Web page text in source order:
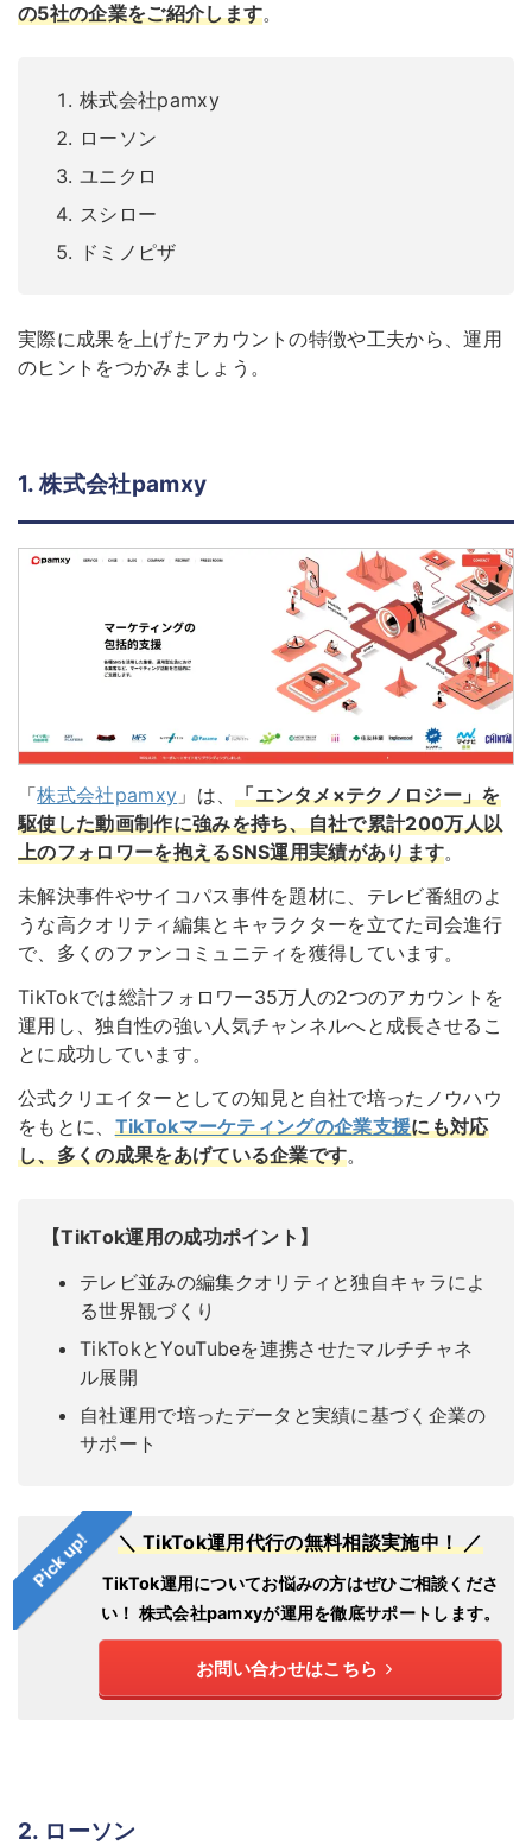
の5社の企業をご紹介します。
株式会社pamxy
ローソン
ユニクロ
スシロー
ドミノピザ
実際に成果を上げたアカウントの特徴や工夫から、運用
のヒントをつかみましょう。
1. 株式会社pamxy
「株式会社pamxy 」は、「エンタメ×テクノロジー」を
駆使した動画制作に強みを持ち、自社で累計200万人以
上のフォロワーを抱えるSNS運用実績があります。
未解決事件やサイコパス事件を題材に、テレビ番組のよ
うな高クオリティ編集とキャラクターを立てた司会進行
で、多くのファンコミュニティを獲得しています。
TikTokでは総計フォロワー35万人の2つのアカウントを
運用し、独自性の強い人気チャンネルへと成長させるこ
とに成功しています。
公式クリエイターとしての知見と自社で培ったノウハウ
をもとに、 TikTokマーケティングの企業支援にも対応
し、多くの成果をあげている企業です。
【TikTok運用の成功ポイント】
テレビ並みの編集クオリティと独自キャラによ
る世界観づくり
TikTokとYouTubeを連携させたマルチチャネ
ル展開
自社運用で培ったデータと実績に基づく企業の
サポート
Pick up! ＼ TikTok運用代行の無料相談実施中！ ／
TikTok運用についてお悩みの方はぜひご相談くださ
い！ 株式会社pamxyが運用を徹底サポートします。
お問い合わせはこちら
2. ローソン